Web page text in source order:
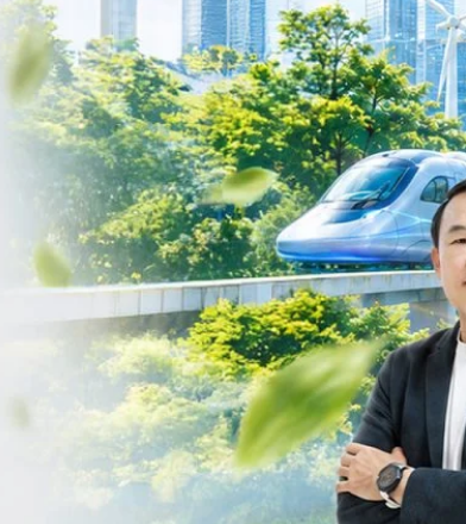
ศาสตราจารย์ ดร. ยศชนัน วงศ์สวัสดิ์รองนายกรัฐมนตรีและรัฐมนตรี
าศาสตร์ วิจัยและนวัตกรรม Green Transitioning: Decarbonize
ารถนำ Green Tech มาใช้เพื่อลดการปล่อยคาร์บอน และเดินหน้าสู่
ธน์ นิลกิจศรานนท์ รองประธานกรรมการบริหาร ฝ่ายวิศวกรรมโครง
More
Game
Articles
Game News
Reviews
Life
Environment
Health
People
Trends
Wellness
Instagram
Facebook